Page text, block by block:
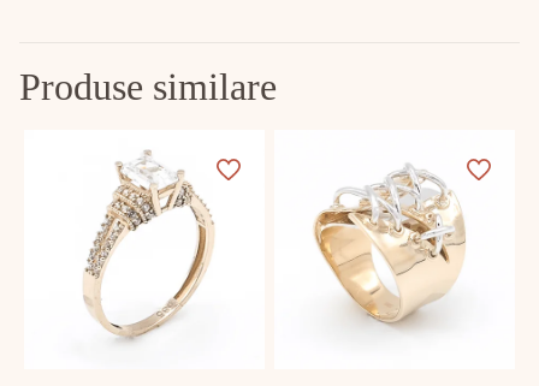
Produse similare